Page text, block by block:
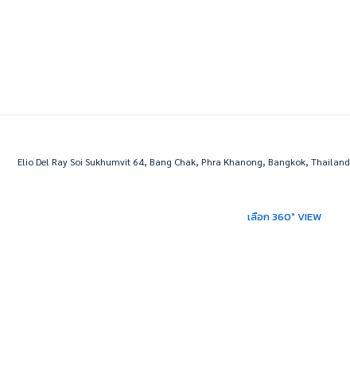
Elio Del Ray Soi Sukhumvit 64, Bang Chak, Phra Khanong, Bangkok, Thailand
เลือก 360° VIEW